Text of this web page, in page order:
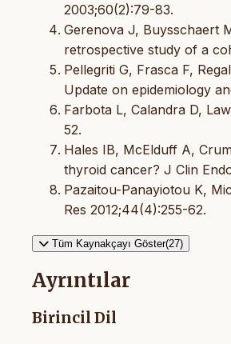
2003;60(2):79-83.
Gerenova J, Buysschaert
retrospective study of a
Pellegriti G, Frasca F,
Update on epidemiology
Farbota L, Calandra D,
52.
Hales IB, McElduff A,
thyroid cancer? J Clin
Pazaitou-Panayiotou K,
Res 2012;44(4):255-62.
Tüm Kaynakçayı Göster(27)
Ayrıntılar
Birincil Dil